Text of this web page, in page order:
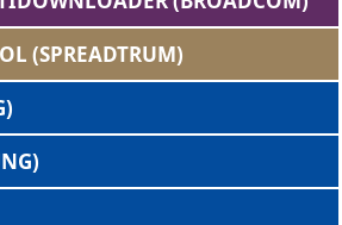
(SPREADTRUM)